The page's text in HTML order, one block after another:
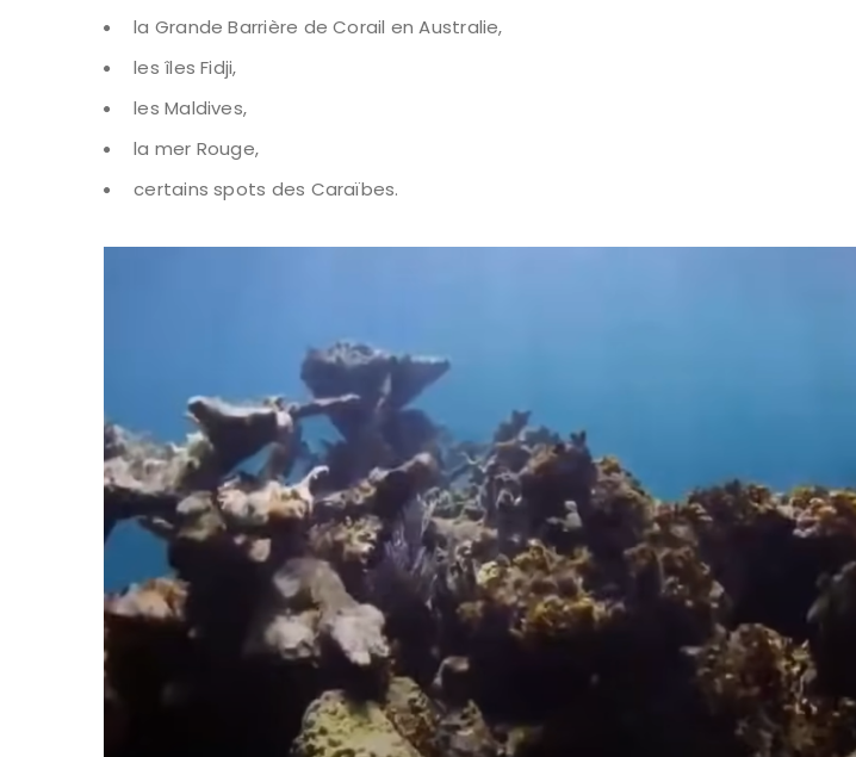
la Grande Barrière de Corail en Australie,
les îles Fidji,
les Maldives,
la mer Rouge,
certains spots des Caraïbes.